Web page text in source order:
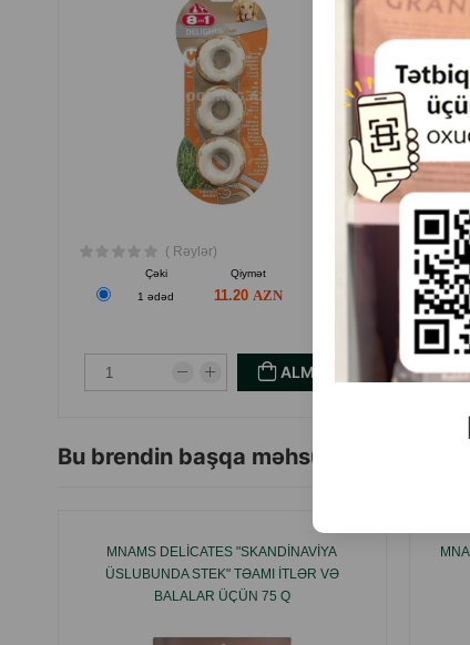
( Rəylər)
Çəki Qiymət
1 ədəd
11.20
ALMAQ
Bu brendin başqa məhsulları
MNAMS DELICATES "SKANDINAVIYA
ÜSLUBUNDA STEK" TƏAMI ITLƏR VƏ
BALALAR ÜÇÜN 75 Q